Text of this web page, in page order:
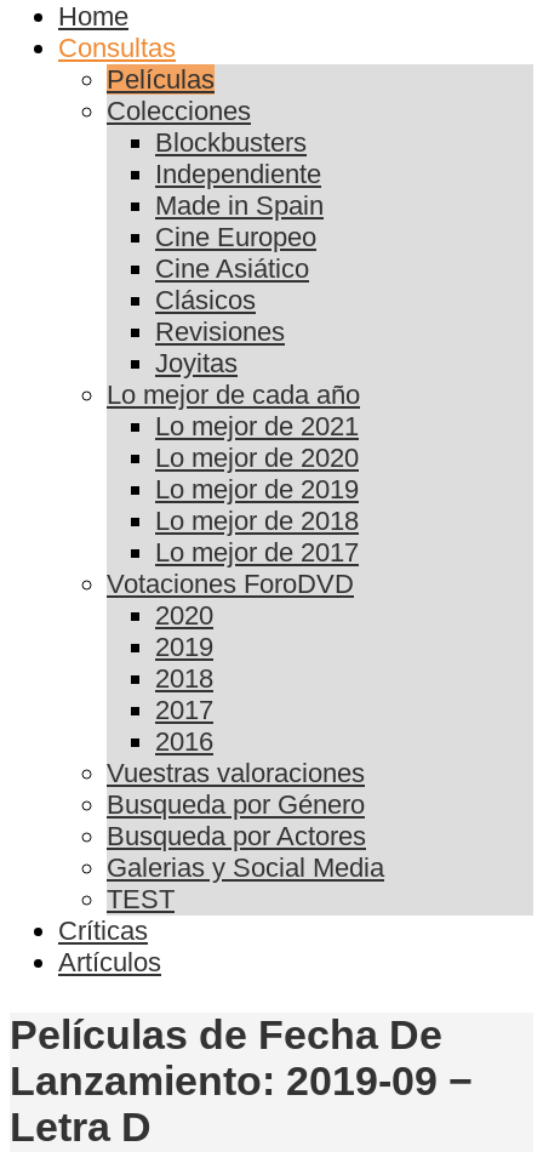
Home
Consultas
Películas
Colecciones
Blockbusters
Independiente
Made in Spain
Cine Europeo
Cine Asiático
Clásicos
Revisiones
Joyitas
Lo mejor de cada año
Lo mejor de 2021
Lo mejor de 2020
Lo mejor de 2019
Lo mejor de 2018
Lo mejor de 2017
Votaciones ForoDVD
2020
2019
2018
2017
2016
Vuestras valoraciones
Busqueda por Género
Busqueda por Actores
Galerias y Social Media
TEST
Críticas
Artículos
Películas de Fecha De
Lanzamiento: 2019-09 −
Letra D